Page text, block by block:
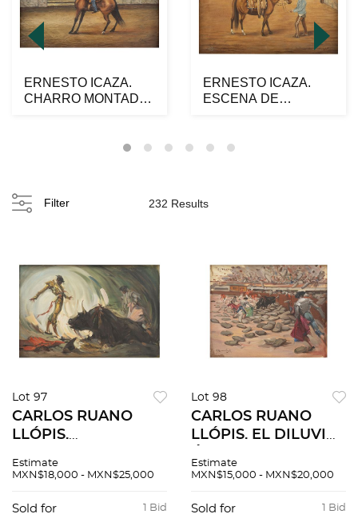
ERNESTO ICAZA.
CHARRO MONTADO.
ERNESTO ICAZA.
ESCENA DE
Filter 232 Results
Lot 97
CARLOS RUANO
LLÓPIS.
ESTOCONAZO. Óleo
"C Ruano Llopis" Con
Estimate
MXN$18,000 - MXN$25,000
1 Bid
Sold for
Lot 98
CARLOS RUANO
LLÓPIS. EL DILUVIO.
Firmado "C Ruano
"EL DILUVIO". 40 x
Estimate
MXN$15,000 - MXN$20,000
1 Bid
Sold for